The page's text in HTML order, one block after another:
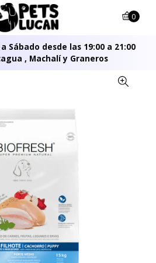
Sábado desde las 19:00 a 21:00
, Machalí y Graneros
0